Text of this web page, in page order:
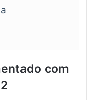
com